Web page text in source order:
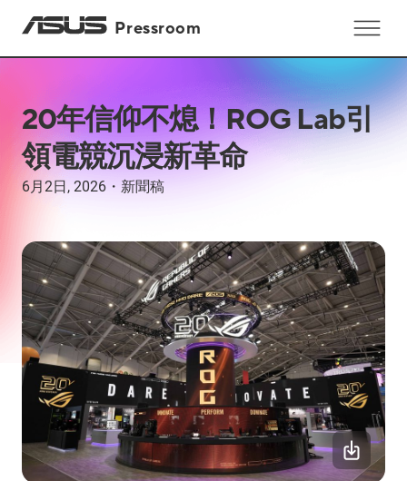
Pressroom
20年信仰不熄！ROG Lab引
領電競沉浸新革命
6月2日, 2026 ・ 新聞稿